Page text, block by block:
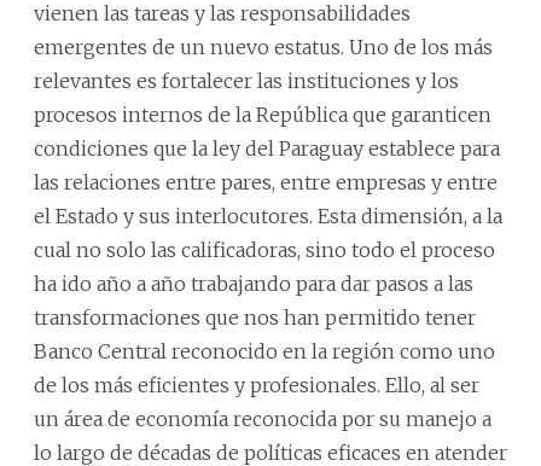
vienen las tareas y las responsabilidades
emergentes de un nuevo estatus. Uno de los más
relevantes es fortalecer las instituciones y los
procesos internos de la República que garanticen
condiciones que la ley del Paraguay establece para
las relaciones entre pares, entre empresas y entre
el Estado y sus interlocutores. Esta dimensión, a la
cual no solo las calificadoras, sino todo el proceso
ha ido año a año trabajando para dar pasos a las
transformaciones que nos han permitido tener
Banco Central reconocido en la región como uno
de los más eficientes y profesionales. Ello, al ser
un área de economía reconocida por su manejo a
lo largo de décadas de políticas eficaces en atender